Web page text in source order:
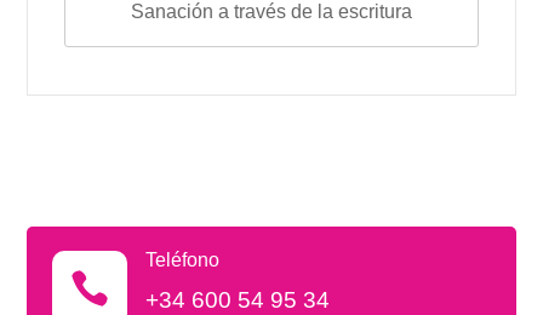
Sanación a través de la escritura

Teléfono
+34 600 54 95 34